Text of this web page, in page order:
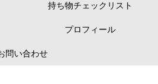
持ち物チェックリスト
プロフィール
問い合わせ